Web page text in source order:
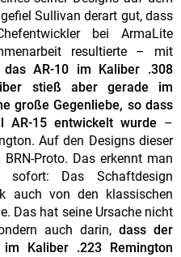
Sullivan derart gut, dass
bei ArmaLite
resultierte – mit
das AR-10 im Kaliber .308
stieß aber gerade im
große Gegenliebe, so dass
15 entwickelt wurde –
Auf den Designs dieser
Proto. Das erkennt man
Das Schaftdesign
auch von den klassischen
Das hat seine Ursache nicht
auch darin,dass der
Kaliber .223 Remington